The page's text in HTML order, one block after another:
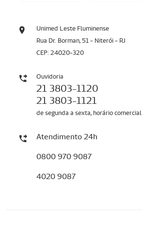
Unimed Leste Fluminense
Rua Dr. Borman, 51 - Niterói - RJ
CEP: 24020-320
Ouvidoria
21 3803-1120
21 3803-1121
de segunda a sexta, horário comercial
Atendimento 24h
0800 970 9087
4020 9087